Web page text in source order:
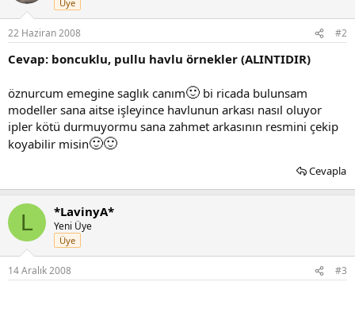
Üye
22 Haziran 2008 #2
Cevap: boncuklu, pullu havlu örnekler (ALINTIDIR)
öznurcum emegine saglık canım🙂 bi ricada bulunsam
modeller sana aitse işleyince havlunun arkası nasıl oluyor
ipler kötü durmuyormu sana zahmet arkasının resmini çekip
koyabilir misin🙂🙂
Cevapla
L *LavinyA*
Yeni Üye
Üye
14 Aralık 2008 #3